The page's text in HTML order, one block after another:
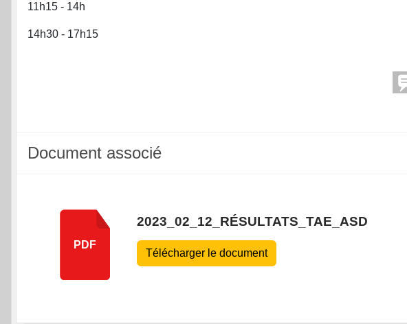
11h15 - 14h
14h30 - 17h15
Document associé
PDF
2023_02_12_RÉSULTATS_TAE_ASD
Télécharger le document